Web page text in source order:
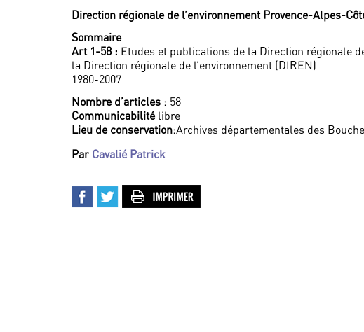
Direction régionale de l’environnement Provence-Alpes-
Sommaire
Art 1-58 : Etudes et publications de la Direction régionale
la Direction régionale de l’environnement (DIREN)
1980-2007
Nombre d’articles : 58
Communicabilité libre
Lieu de conservation:Archives départementales des
Par Cavalié Patrick